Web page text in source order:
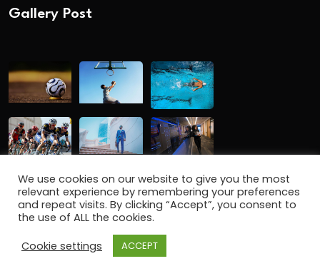
Gallery Post
2024 www.gbmalayalam.com. All Rights
Reserved.
We use cookies on our website to give you the most
relevant experience by remembering your preferences
and repeat visits. By clicking “Accept”, you consent to
the use of ALL the cookies.
Cookie settings
ACCEPT